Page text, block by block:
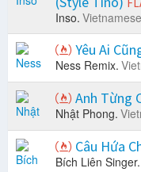
Inso. Vietnamese
Yêu Ai
Ness Remix.
Anh Từng
Nhật Phong.
Câu Hứa
Bích Liên Singer.